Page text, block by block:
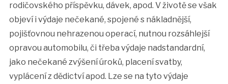
rodičovského příspěvku, dávek, apod. V životě se však
objeví i výdaje nečekané, spojené s nákladnější,
pojišťovnou nehrazenou operací, nutnou rozsáhlejší
opravou automobilu, či třeba výdaje nadstandardní,
jako nečekané zvýšení úroků, placení svatby,
vyplácení z dědictví apod. Lze se na tyto výdaje